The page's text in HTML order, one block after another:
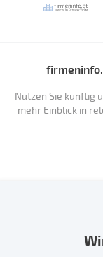
Nutzen Sie künftig
mehr Einblick in